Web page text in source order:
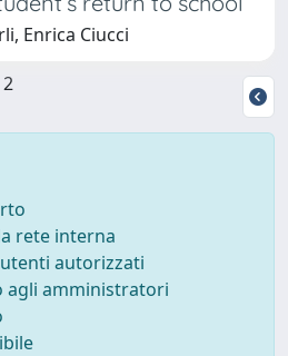
Enrica Ciucci
rete interna
autorizzati
agli amministratori